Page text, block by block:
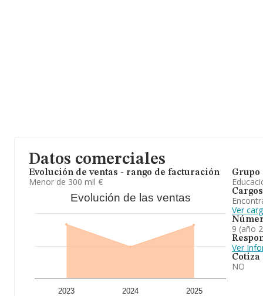
Datos comerciales
Evolución de ventas - rango de facturación
Menor de 300 mil €
Evolución de las ventas
2023 2024 2025
Grupo
Cargos
Ver
9 (año
Ver
Cotiza
NO